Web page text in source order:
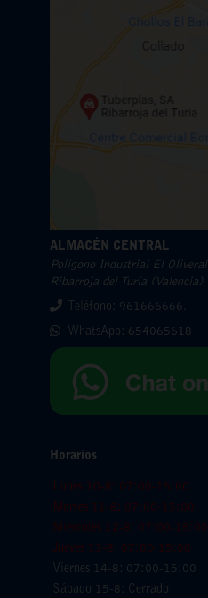
ALMACÉN CENTRAL
Polígono Industrial El
Ribarroja del Turia (Valencia)
Teléfono: 961666666.
WhatsApp: 654065618
Horarios
Lunes 10-8: 07:00-15:00
Martes 11-8: 07:00-15:00
Miercoles 12-8: 07:00-15:00
Jueves 13-8: 07:00-15:00
Viernes 14-8: 07:00-15:00
Sábado 15-8: Cerrado